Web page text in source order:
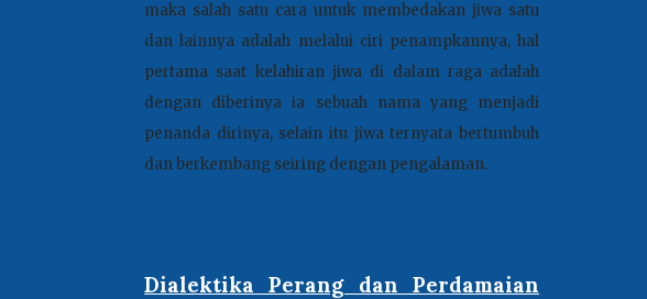
maka salah satu cara untuk membedakan jiwa satu
dan lainnya adalah melalui ciri penampkannya, hal
pertama saat kelahiran jiwa di dalam raga adalah
dengan diberinya ia sebuah nama yang menjadi
penanda dirinya, selain itu jiwa ternyata bertumbuh
dan berkembang seiring dengan pengalaman.
Dialektika Perang dan Perdamaian